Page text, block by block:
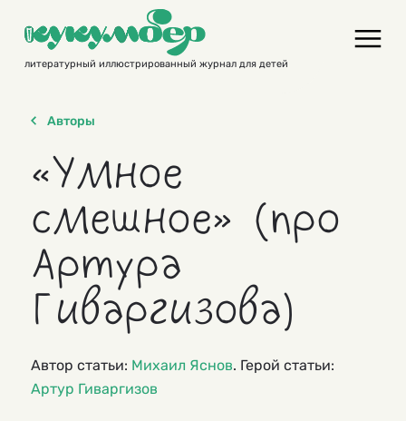
contentлитературный иллюстрированный журнал для детей
Авторы
«Умное
смешное» (про
Артура
Гиваргизова)
Автор статьи: Михаил Яснов. Герой статьи:
Артур Гиваргизов